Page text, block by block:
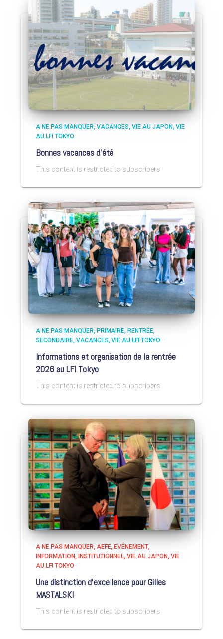
A NE PAS MANQUER VACANCES VIE AU JAPON VIE
AU LFI TOKYO
Bonnes vacances d’été
This content is restricted to subscribers
A NE PAS MANQUER PRIMAIRE RENTRÉE
SECONDAIRE VACANCES VIE AU LFI TOKYO
Informations et organisation de la rentrée
2026 au LFI Tokyo
This content is restricted to subscribers
A NE PAS MANQUER AEFE EVÉNEMENT
INFORMATION
INSTITUTIONNEL VIE AU JAPON VIE
AU LFI TOKYO
Une distinction d’excellence pour Gilles
MASTALSKI
This content is restricted to subscribers